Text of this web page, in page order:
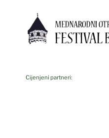
Cijenjeni partneri: